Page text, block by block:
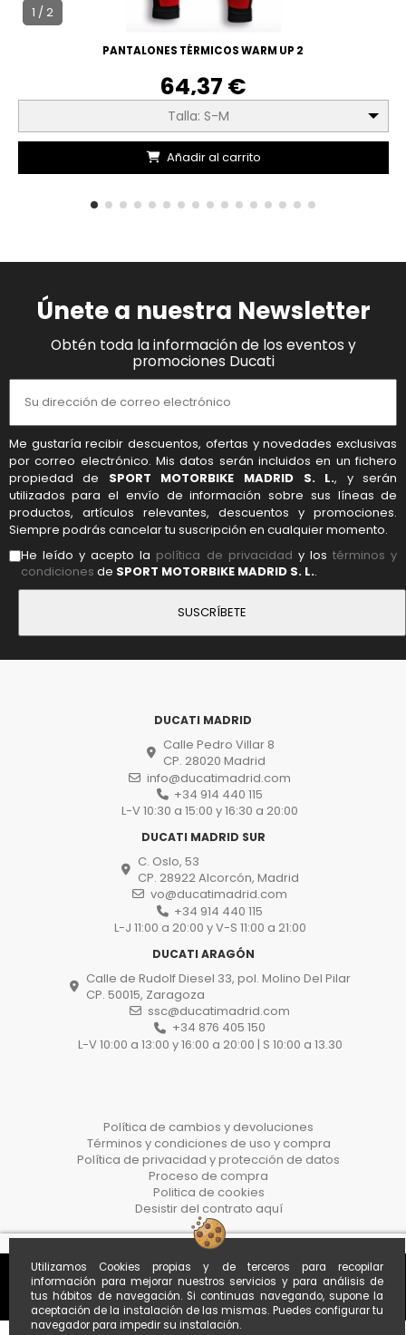
Utilizamos Cookies propias y de terceros para recopilar
información para mejorar nuestros servicios y para análisis de
tus hábitos de navegación. Si continuas navegando, supone la
aceptación de la instalación de las mismas. Puedes configurar tu
navegador para impedir su instalación.
1 / 2
PANTALONES TÉRMICOS WARM UP 2
64,37 €
Talla: S-M
Añadir al carrito
Únete a nuestra Newsletter
Obtén toda la información de los eventos y
promociones Ducati
Me gustaría recibir descuentos, ofertas y novedades exclusivas
por correo electrónico. Mis datos serán incluidos en un fichero
propiedad de SPORT MOTORBIKE MADRID S. L., y serán
utilizados para el envío de información sobre sus líneas de
productos, artículos relevantes, descuentos y promociones.
Siempre podrás cancelar tu suscripción en cualquier momento.
He leído y acepto la política de privacidad y lostérminos y
condiciones de SPORT MOTORBIKE MADRID S. L..
DUCATI MADRID
Calle Pedro Villar 8
CP. 28020 Madrid
info@ducatimadrid.com
+34 914 440 115
L-V 10:30 a 15:00 y 16:30 a 20:00
DUCATI MADRID SUR
C. Oslo, 53
CP. 28922 Alcorcón, Madrid
vo@ducatimadrid.com
+34 914 440 115
L-J 11:00 a 20:00 y V-S 11:00 a 21:00
DUCATI ARAGÓN
Calle de Rudolf Diesel 33, pol. Molino Del Pilar
CP. 50015, Zaragoza
ssc@ducatimadrid.com
+34 876 405 150
L-V 10:00 a 13:00 y 16:00 a 20:00 | S 10:00 a 13.30
Política de cambios y devoluciones
Términos y condiciones de uso y compra
Política de privacidad y protección de datos
Proceso de compra
Politica de cookies
Desistir del contrato aquí